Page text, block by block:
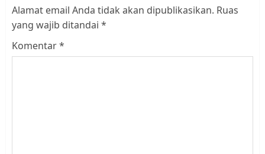
Alamat email Anda tidak akan dipublikasikan. Ruas
yang wajib ditandai *
Komentar*